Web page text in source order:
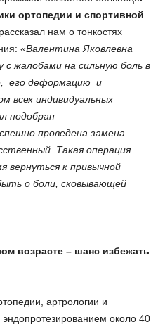
ортопедии и спортивной
рассказал нам о тонкостях
«Валентина Яковлевна
с жалобами на сильную боль в
его деформацию и
всех индивидуальных
подобран
проведена замена
Такая операция
вернуться к привычной
о боли, сковывающей
возрасте – шанс избежать
артрологии и
около 40